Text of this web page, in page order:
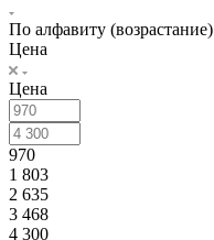
По алфавиту (возрастание)
Цена
Цена
970
1 803
2 635
3 468
4 300